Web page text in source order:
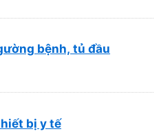
bệnh, tủ đầu
bị y tế